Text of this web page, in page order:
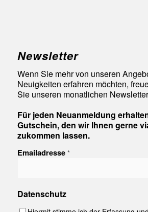
Newsletter
Wenn Sie mehr von unseren
Neuigkeiten erfahren möchten,
Sie unseren monatlichen
Für jeden Neuanmeldung
Gutschein, den wir Ihnen gerne
zukommen lassen.
Emailadresse *
Datenschutz